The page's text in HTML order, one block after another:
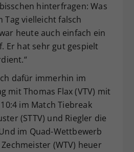
hinterfragen: Was
Tag vielleicht falsch
heute auch einfach ein
Er hat sehr gut gespielt
dafür immerhin im
mit Thomas Flax (VTV) mit
im Match Tiebreak
(STTV) und Riegler die
im Quad-Wettbewerb
(WTV) heuer